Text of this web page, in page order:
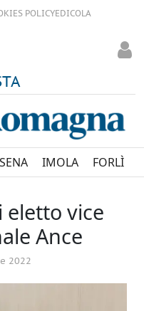
POLICYEDICOLA
IMOLA FORLÌ
eletto vice
Ance
2022